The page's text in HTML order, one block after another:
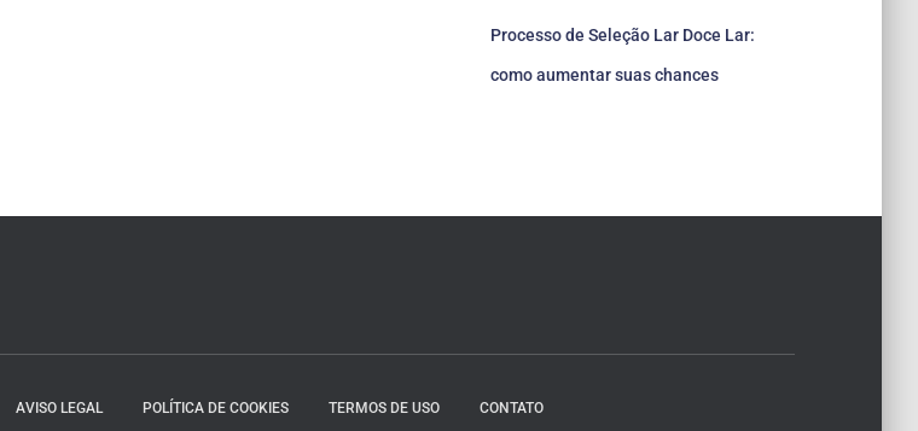
Processo de Seleção Lar Doce Lar:
como aumentar suas chances
AVISO LEGAL POLÍTICA DE COOKIES TERMOS DE USO CONTATO